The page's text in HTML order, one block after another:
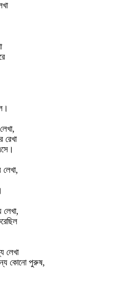
রেখা
লেখা,
লেখা
কোনো পুরুষ,